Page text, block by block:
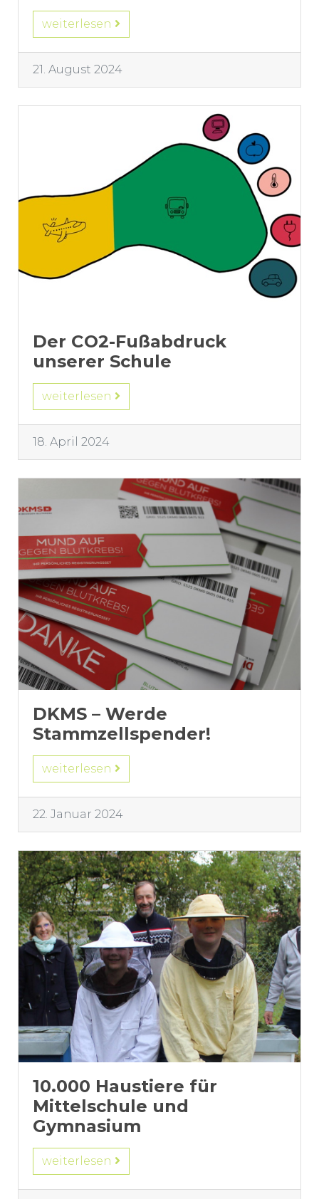
weiterlesen
21. August 2024
Der CO2-Fußabdruck
unserer Schule
weiterlesen
18. April 2024
DKMS – Werde
Stammzellspender!
weiterlesen
22. Januar 2024
10.000 Haustiere für
Mittelschule und
Gymnasium
weiterlesen